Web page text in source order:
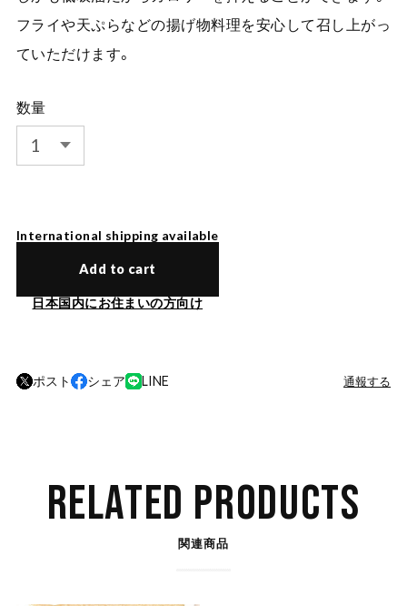
フライや天ぷらなどの揚げ物料理を安心して召し上がっ
ていただけます。
数量
International shipping available
Add to cart
日本国内にお住まいの方向け
ポスト シェア LINE 通報する
RELATED PRODUCTS
関連商品